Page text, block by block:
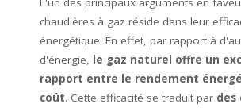
chaudières à gaz réside dans leur
énergétique. En effet, par rapport à
d'énergie, le gaz naturel offre un
rapport entre le rendement
coût. Cette efficacité se traduit par des